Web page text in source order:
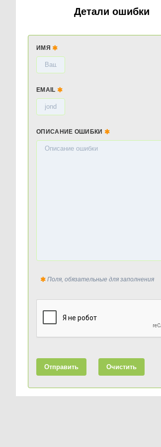
Детали ошибки
ИМЯ
EMAIL
ОПИСАНИЕ ОШИБКИ
Поля, обязательные для заполнения
Отправить Очистить